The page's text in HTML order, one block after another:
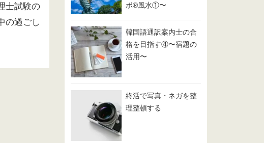
士試験の
の過ごし
ボ®️風水①〜
韓国語通訳案内士の合
格を目指す④〜宿題の
活用〜
終活で写真・ネガを整
理整頓する